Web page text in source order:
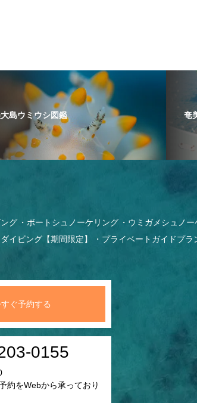
島ウミウシ図鑑 奄
グ ボートシュノーケリング
ウミガメシュノー
イビング【期間限定】 プライベートガイドプラ
ぐ予約する
0155
約をWebから承っており